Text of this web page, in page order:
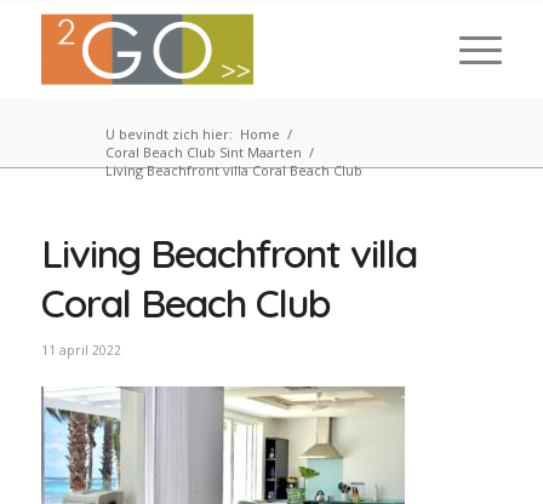
U bevindt zich hier: Home /
Coral Beach Club Sint Maarten /
Living Beachfront villa Coral Beach Club
Living Beachfront villa
Coral Beach Club
11 april 2022